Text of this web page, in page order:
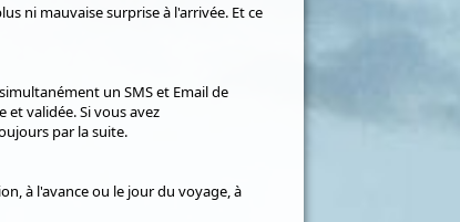
ni mauvaise surprise à l'arrivée. Et ce
simultanément un SMS et Email de
validée. Si vous avez
par la suite.
à l'avance ou le jour du voyage, à